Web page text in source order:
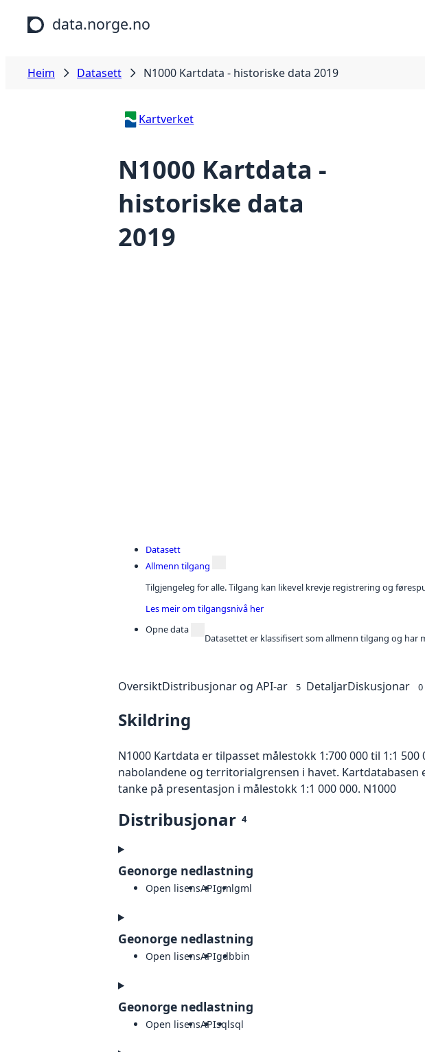
Hopp til hovudinnhald
data.norge.no
Heim Datasett N1000 Kartdata - historiske data 2019
Kartverket
N1000 Kartdata -
historiske data
2019
Datasett
Allmenn tilgang
Tilgjengeleg for alle. Tilgang kan likevel krevje registrering og
Les meir om tilgangsnivå her
Opne data
Datasettet er klassifisert som allmenn tilgang og
OversiktDistribusjonar og API-ar 5 DetaljarDiskusjonar 0
Skildring
N1000 Kartdata er tilpasset målestokk 1:700 000 til 1:1
nabolandene og territorialgrensen i havet.
tanke på presentasjon i målestokk 1:1 000 000. N1000
Distribusjonar 4
Geonorge nedlastning
Open lisensAPIgmlgml
Geonorge nedlastning
Open lisensAPIgdbbin
Geonorge nedlastning
Open lisensAPIsqlsql